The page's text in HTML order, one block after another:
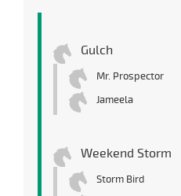
Gulch
Mr. Prospector
Jameela
Weekend Storm
Storm Bird